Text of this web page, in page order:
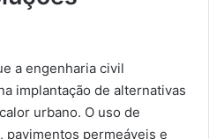
a engenharia civil
implantação de alternativas
urbano. O uso de
pavimentos permeáveis e